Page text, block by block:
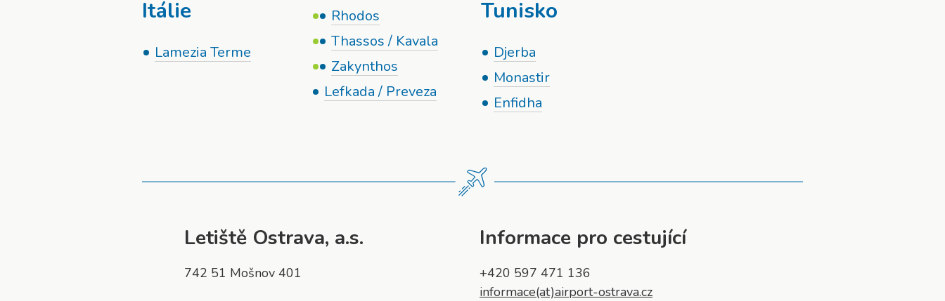
Itálie
Lamezia Terme
Rhodos
Thassos / Kavala
Zakynthos
Lefkada / Preveza
Tunisko
Djerba
Monastir
Enfidha
Letiště Ostrava, a.s.
742 51 Mošnov 401
Informace pro cestující
+420 597 471 136
informace(at)airport-ostrava.cz